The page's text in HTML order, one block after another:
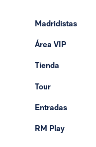
Madridistas
Área VIP
Tienda
Tour
Entradas
RM Play